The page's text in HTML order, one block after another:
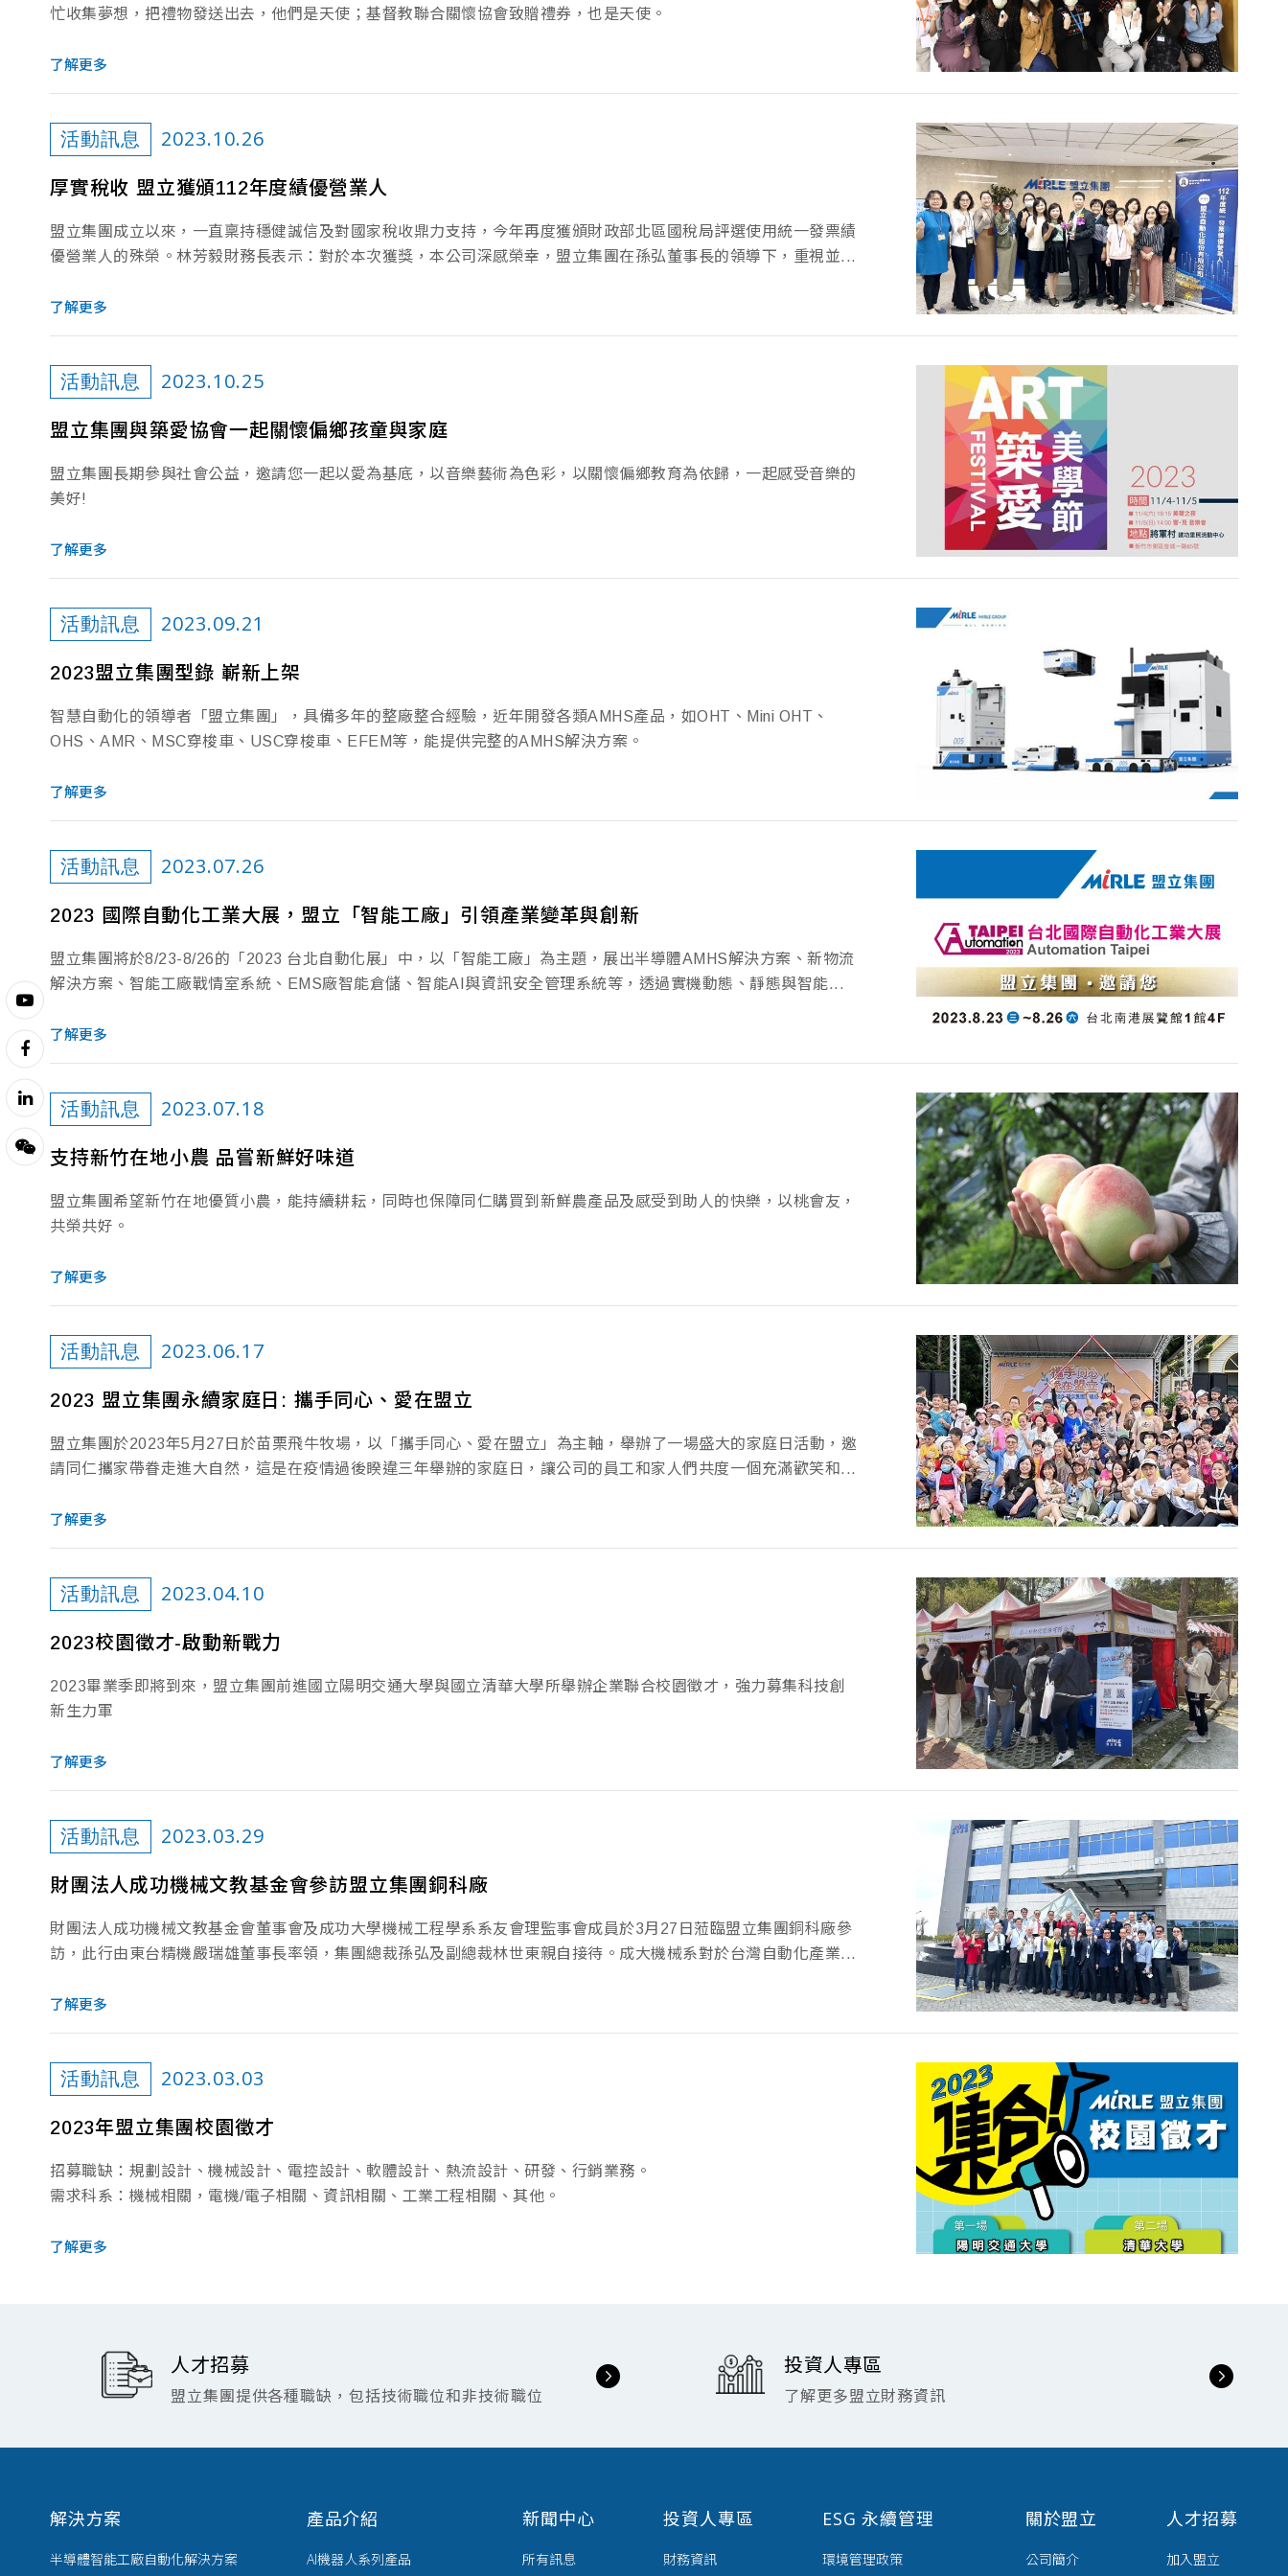
忙收集夢想，把禮物發送出去，他們是天使；基督教聯合關懷協會致贈禮券，也是天使。
了解更多
活動訊息 2023.10.26
厚實稅收 盟立獲頒112年度績優營業人
盟立集團成立以來，一直稟持穩健誠信及對國家稅收鼎力支持，今年再度獲頒財政部北區國稅局評選使用統一發票績
優營業人的殊榮。林芳毅財務長表示：對於本次獲獎，本公司深感榮幸，盟立集團在孫弘董事長的領導下，重視並...
了解更多
活動訊息 2023.10.25
盟立集團與築愛協會一起關懷偏鄉孩童與家庭
盟立集團長期參與社會公益，邀請您一起以愛為基底，以音樂藝術為色彩，以關懷偏鄉教育為依歸，一起感受音樂的
美好!
了解更多
活動訊息 2023.09.21
2023盟立集團型錄 嶄新上架
智慧自動化的領導者「盟立集團」，具備多年的整廠整合經驗，近年開發各類AMHS產品，如OHT、Mini OHT、
OHS、AMR、MSC穿梭車、USC穿梭車、EFEM等，能提供完整的AMHS解決方案。
了解更多
活動訊息 2023.07.26
2023 國際自動化工業大展，盟立「智能工廠」引領產業變革與創新
盟立集團將於8/23-8/26的「2023 台北自動化展」中，以「智能工廠」為主題，展出半導體AMHS解決方案、新物流
解決方案、智能工廠戰情室系統、EMS廠智能倉儲、智能AI與資訊安全管理系統等，透過實機動態、靜態與智能...
了解更多
活動訊息 2023.07.18
支持新竹在地小農 品嘗新鮮好味道
盟立集團希望新竹在地優質小農，能持續耕耘，同時也保障同仁購買到新鮮農產品及感受到助人的快樂，以桃會友，
共榮共好。
了解更多
活動訊息 2023.06.17
2023 盟立集團永續家庭日: 攜手同心、愛在盟立
盟立集團於2023年5月27日於苗栗飛牛牧場，以「攜手同心、愛在盟立」為主軸，舉辦了一場盛大的家庭日活動，邀
請同仁攜家帶眷走進大自然，這是在疫情過後睽違三年舉辦的家庭日，讓公司的員工和家人們共度一個充滿歡笑和...
了解更多
活動訊息 2023.04.10
2023校園徵才-啟動新戰力
2023畢業季即將到來，盟立集團前進國立陽明交通大學與國立清華大學所舉辦企業聯合校園徵才，強力募集科技創
新生力軍
了解更多
活動訊息 2023.03.29
財團法人成功機械文教基金會參訪盟立集團銅科廠
財團法人成功機械文教基金會董事會及成功大學機械工程學系系友會理監事會成員於3月27日蒞臨盟立集團銅科廠參
訪，此行由東台精機嚴瑞雄董事長率領，集團總裁孫弘及副總裁林世東親自接待。成大機械系對於台灣自動化產業...
了解更多
活動訊息 2023.03.03
2023年盟立集團校園徵才
招募職缺：規劃設計、機械設計、電控設計、軟體設計、熱流設計、研發、行銷業務。
需求科系：機械相關，電機/電子相關、資訊相關、工業工程相關、其他。
了解更多
人才招募
盟立集團提供各種職缺，包括技術職位和非技術職位
投資人專區
了解更多盟立財務資訊
解決方案
半導體智能工廠自動化解決方案
產品介紹
AI機器人系列產品
新聞中心
所有訊息
投資人專區
財務資訊
ESG 永續管理
環境管理政策
關於盟立
公司簡介
人才招募
加入盟立